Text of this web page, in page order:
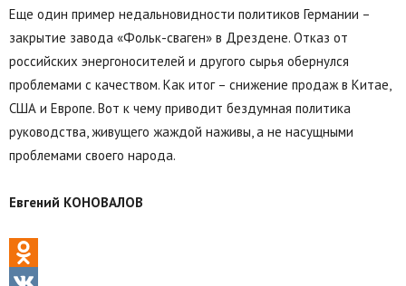
Еще один пример недальновидности политиков Германии –
закрытие завода «Фольк-сваген» в Дрездене. Отказ от
российских энергоносителей и другого сырья обернулся
проблемами с качеством. Как итог – снижение продаж в Китае,
США и Европе. Вот к чему приводит бездумная политика
руководства, живущего жаждой наживы, а не насущными
проблемами своего народа.
Евгений КОНОВАЛОВ
Odnoklassniki